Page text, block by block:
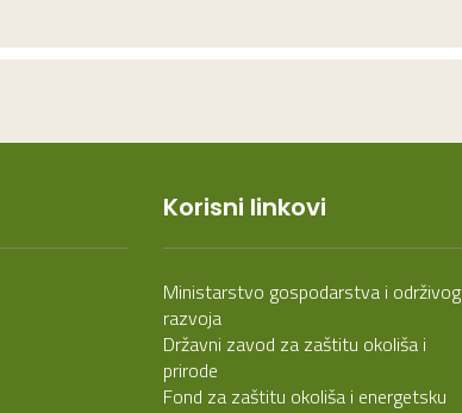
Korisni linkovi
Ministarstvo gospodarstva i održivog
razvoja
Državni zavod za zaštitu okoliša i
prirode
Fond za zaštitu okoliša i energetsku